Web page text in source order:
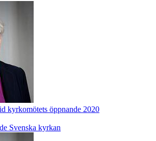
kyrkomötets öppnande 2020
Svenska kyrkan